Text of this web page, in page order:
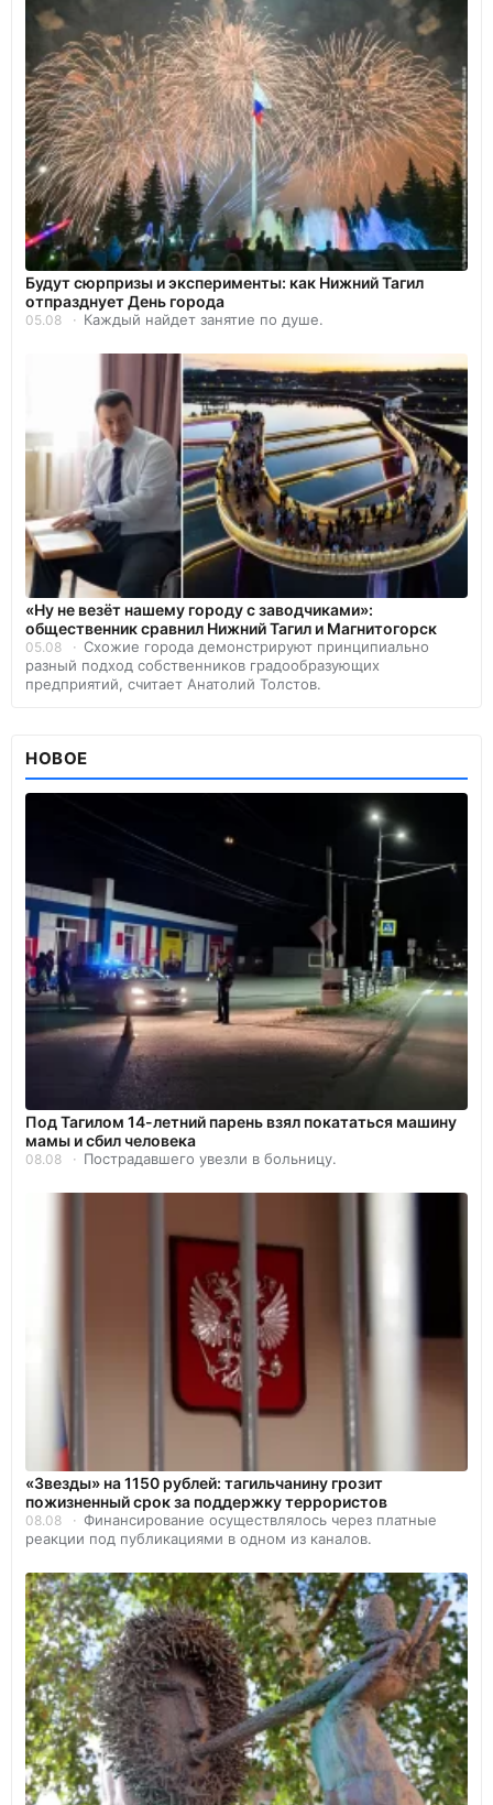
Будут сюрпризы и эксперименты: как Нижний Тагил
отпразднует День города
05.08 Каждый найдет занятие по душе.
«Ну не везёт нашему городу с заводчиками»:
общественник сравнил Нижний Тагил и Магнитогорск
05.08
Схожие города демонстрируют принципиально
разный подход собственников градообразующих
предприятий, считает Анатолий Толстов.
НОВОЕ
Под Тагилом 14-летний парень взял покататься машину
мамы и сбил человека
08.08 Пострадавшего увезли в больницу.
«Звезды» на 1150 рублей: тагильчанину грозит
пожизненный срок за поддержку террористов
08.08
Финансирование осуществлялось через платные
реакции под публикациями в одном из каналов.